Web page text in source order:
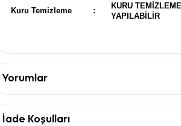
Kuru Temizleme :
KURU TEMİZLEME
YAPILABİLİR
Yorumlar
İade Koşulları